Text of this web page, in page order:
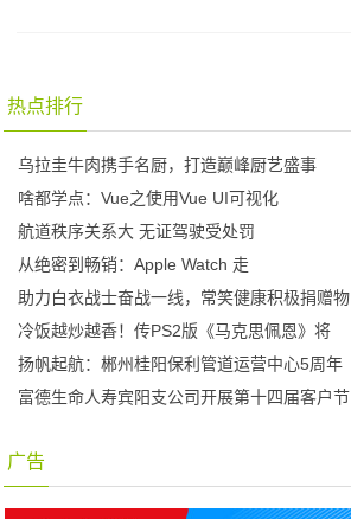
热点排行
乌拉圭牛肉携手名厨，打造巅峰厨艺盛事
啥都学点：Vue之使用Vue UI可视化
航道秩序关系大 无证驾驶受处罚
从绝密到畅销：Apple Watch 走
助力白衣战士奋战一线，常笑健康积极捐赠物
冷饭越炒越香！传PS2版《马克思佩恩》将
扬帆起航：郴州桂阳保利管道运营中心5周年
富德生命人寿宾阳支公司开展第十四届客户节
广告